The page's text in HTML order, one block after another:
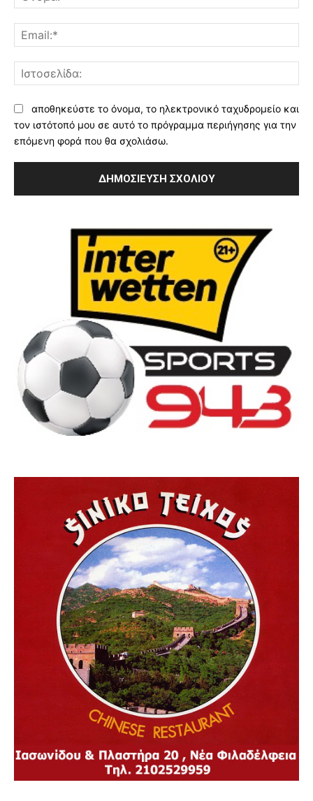
αποθηκεύστε το όνομα, το ηλεκτρονικό ταχυδρομείο και
τον ιστότοπό μου σε αυτό το πρόγραμμα περιήγησης για την
επόμενη φορά που θα σχολιάσω.